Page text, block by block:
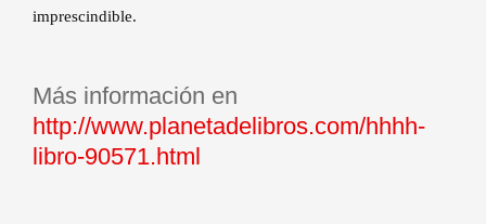
imprescindible.
Más información en
http://www.planetadelibros.com/hhhh-
libro-90571.html